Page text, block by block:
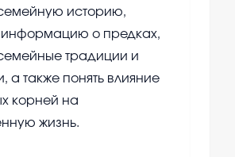
семейную историю,
информацию о предках,
традиции и
а также понять влияние
корней на
жизнь.